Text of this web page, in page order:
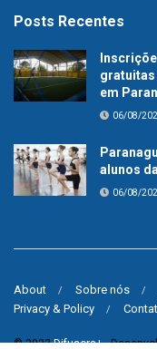
Posts Recentes
gratuitas
em
06/08/
alunos
06/08/
About Sobre nós
Privacy & Policy
© 2023Difusora+-